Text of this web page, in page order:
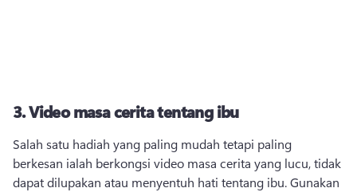
3.Video masa cerita tentang ibu
Salah satu hadiah yang paling mudah tetapi paling
berkesan ialah berkongsi video masa cerita yang lucu, tidak
dapat dilupakan atau menyentuh hati tentang ibu. Gunakan